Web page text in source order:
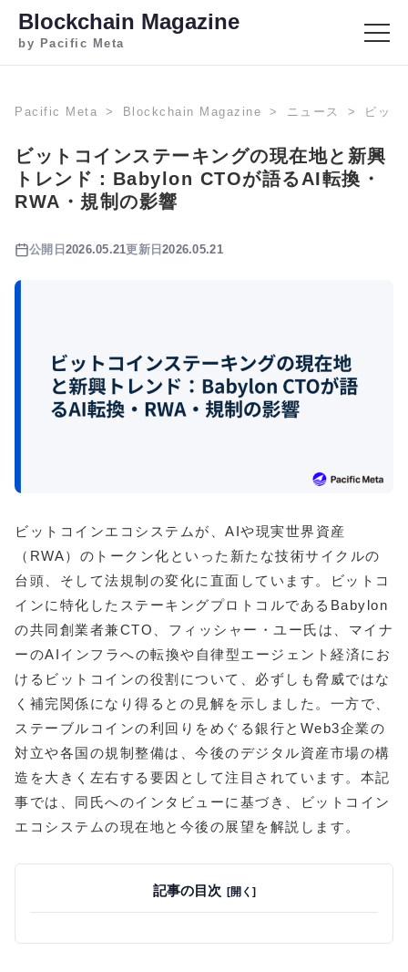
Blockchain Magazine
by Pacific Meta
Pacific Meta Blockchain Magazine ニュース ビッ
ビットコインステーキングの現在地と新興
トレンド：Babylon CTOが語るAI転換・
RWA・規制の影響
公開日 2026.05.21更新日2026.05.21
ビットコインエコシステムが、AIや現実世界資産
（RWA）のトークン化といった新たな技術サイクルの
台頭、そして法規制の変化に直面しています。ビットコ
インに特化したステーキングプロトコルであるBabylon
の共同創業者兼CTO、フィッシャー・ユー氏は、マイナ
ーのAIインフラへの転換や自律型エージェント経済にお
けるビットコインの役割について、必ずしも脅威ではな
く補完関係になり得るとの見解を示しました。一方で、
ステーブルコインの利回りをめぐる銀行とWeb3企業の
対立や各国の規制整備は、今後のデジタル資産市場の構
造を大きく左右する要因として注目されています。本記
事では、同氏へのインタビューに基づき、ビットコイン
エコシステムの現在地と今後の展望を解説します。
記事の目次